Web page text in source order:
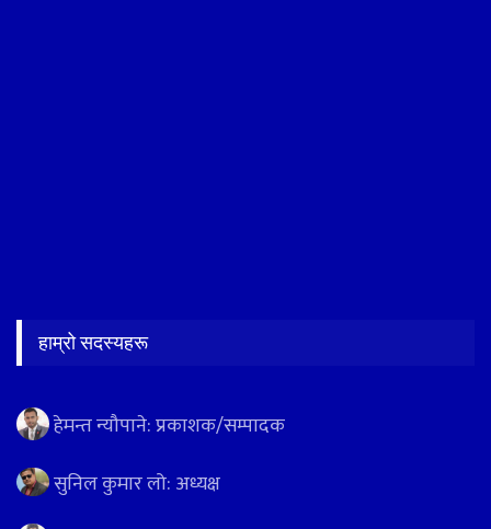
हाम्रो सदस्यहरू
हेमन्त न्यौपाने: प्रकाशक/सम्पादक
सुनिल कुमार लो: अध्यक्ष